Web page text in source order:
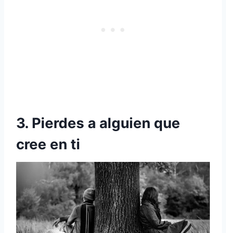
3. Pierdes a alguien que
cree en ti